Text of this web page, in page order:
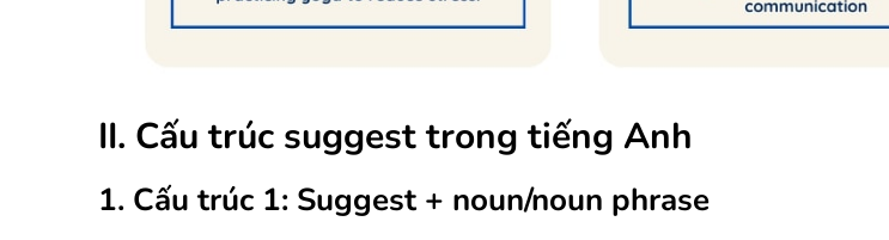
II. Cấu trúc suggest trong tiếng Anh
1. Cấu trúc 1: Suggest + noun/noun phrase